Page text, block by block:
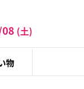
(土)
物